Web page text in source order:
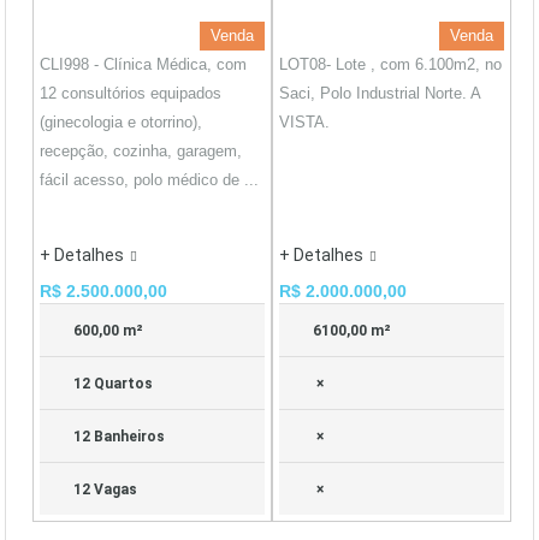
Venda
CLI998 - Clínica Médica, com
12 consultórios equipados
(ginecologia e otorrino),
recepção, cozinha, garagem,
fácil acesso, polo médico de ...
+ Detalhes
R$ 2.500.000,00
600,00 m²
12 Quartos
12 Banheiros
12 Vagas
Venda
LOT08- Lote , com 6.100m2, no
Saci, Polo Industrial Norte. A
VISTA.
+ Detalhes
R$ 2.000.000,00
6100,00 m²
×
×
×